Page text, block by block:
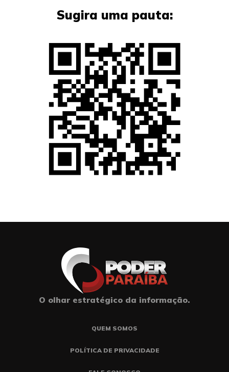
Sugira uma pauta:
O olhar estratégico da informação.
QUEM SOMOS
POLÍTICA DE PRIVACIDADE